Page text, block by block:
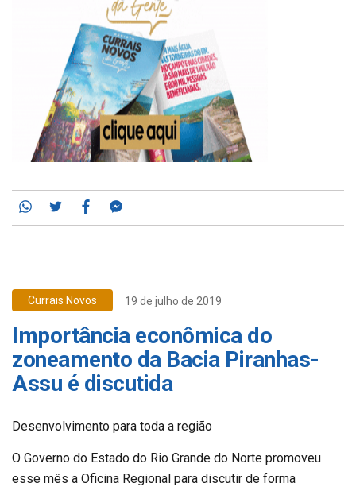
Whatsapp
TwitterFacebook
Currais Novos 19 de julho de 2019
Importância econômica do
zoneamento da Bacia Piranhas-
Assu é discutida
Desenvolvimento para toda a região
O Governo do Estado do Rio Grande do Norte promoveu
esse mês a Oficina Regional para discutir de forma